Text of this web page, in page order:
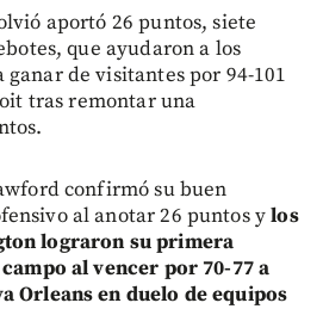
aportó 26 puntos, siete
que ayudaron a los
ganar de visitantes por 94-101
tras remontar una
confirmó su buen
al anotar 26 puntos ylos
lograron su primera
al vencer por 70-77 a
Orleans en duelo de equipos